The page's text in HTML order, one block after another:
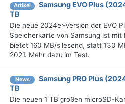
Artikel
Samsung EVO Plus
TB
Die neue 2024er-Version der EVO
Speicherkarte von Samsung ist mit
bietet 160 MB/s lesend, statt 130
2021. Mehr dazu im Test.
News
Samsung PRO Plus
TB
Die neuen 1 TB großen microSD-